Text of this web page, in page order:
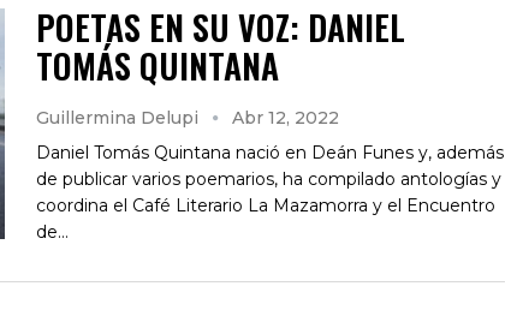
POETAS EN SU VOZ: DANIEL
TOMÁS QUINTANA
Guillermina Delupi
Abr 12, 2022
Daniel Tomás Quintana nació en Deán Funes y, además
de publicar varios poemarios, ha compilado antologías y
coordina el Café Literario La Mazamorra y el Encuentro
de…